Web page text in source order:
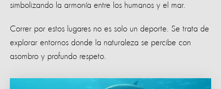
simbolizando la armonía entre los humanos y el mar.
Correr por estos lugares no es solo un deporte. Se trata de
explorar entornos donde la naturaleza se percibe con
asombro y profundo respeto.